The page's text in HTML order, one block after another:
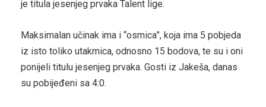
je titula jesenjeg prvaka Talent lige.
Maksimalan učinak ima i “osmica”, koja ima 5 pobjeda
iz isto toliko utakmica, odnosno 15 bodova, te su i oni
ponijeli titulu jesenjeg prvaka. Gosti iz Jakeša, danas
su pobijeđeni sa 4:0.